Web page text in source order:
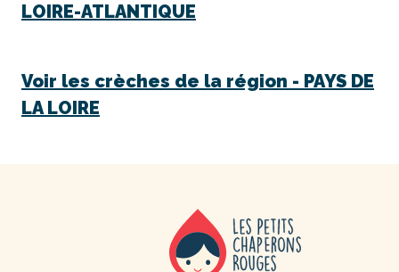
LOIRE-ATLANTIQUE
Voir les crèches de la région - PAYS DE
LA LOIRE